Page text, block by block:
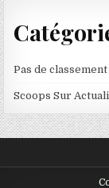
Pas de classement
Scoops Sur